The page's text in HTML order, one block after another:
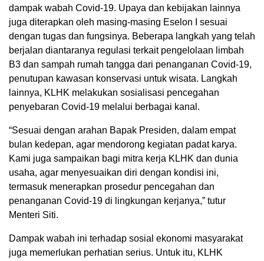
dampak wabah Covid-19. Upaya dan kebijakan lainnya
juga diterapkan oleh masing-masing Eselon I sesuai
dengan tugas dan fungsinya. Beberapa langkah yang telah
berjalan diantaranya regulasi terkait pengelolaan limbah
B3 dan sampah rumah tangga dari penanganan Covid-19,
penutupan kawasan konservasi untuk wisata. Langkah
lainnya, KLHK melakukan sosialisasi pencegahan
penyebaran Covid-19 melalui berbagai kanal.
“Sesuai dengan arahan Bapak Presiden, dalam empat
bulan kedepan, agar mendorong kegiatan padat karya.
Kami juga sampaikan bagi mitra kerja KLHK dan dunia
usaha, agar menyesuaikan diri dengan kondisi ini,
termasuk menerapkan prosedur pencegahan dan
penanganan Covid-19 di lingkungan kerjanya,” tutur
Menteri Siti.
Dampak wabah ini terhadap sosial ekonomi masyarakat
juga memerlukan perhatian serius. Untuk itu, KLHK